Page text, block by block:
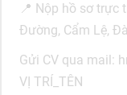
📍 Nộp hồ sơ trực
Đường, Cẩm Lệ,
Gửi CV qua mail:
VỊ TRÍ_TÊN